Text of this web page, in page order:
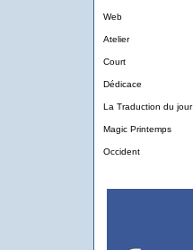
Web
Atelier
Court
Dédicace
La Traduction du jour
Magic Printemps
Occident